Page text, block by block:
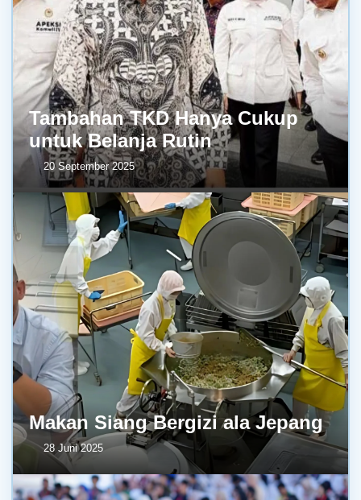
Tambahan TKD Hanya Cukup
untuk Belanja Rutin
20 September 2025
Makan Siang Bergizi ala Jepang
28 Juni 2025